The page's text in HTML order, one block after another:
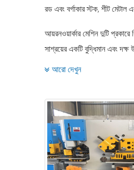
রড এবং বর্গাকার স্টক, শীট
আয়রনওয়ার্কার মেশিন দুটি
সাশ্রয়ের একটি বুদ্ধিমান এবং দক্ষ
টেবিল সহ, বিশাল হাইড্রোলিক
দোকানে বিক্রয়ের জন্য একটি
হাইড্রোলিক আয়রনওয়ার্কার
আরো দেখুন